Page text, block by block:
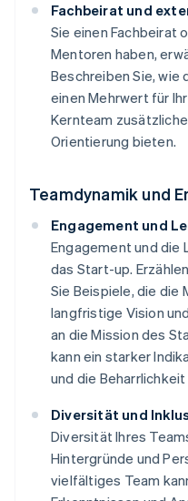
Fachbeirat und
Sie einen Fachbeirat
Mentoren haben,
Beschreiben Sie, wie
einen Mehrwert für
Kernteam
Orientierung bieten.
Teamdynamik und
Engagement und
Engagement und
das Start-up.
Sie Beispiele, die die
langfristige Vision
an die Mission des
kann ein starker
und die
Diversität und
Diversität Ihres
Hintergründe und
vielfältiges Team